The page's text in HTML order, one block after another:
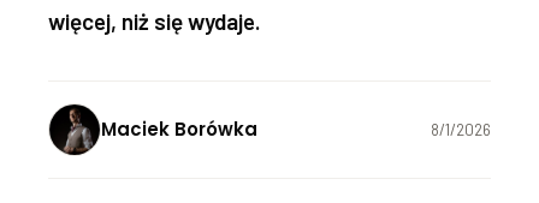
więcej, niż się wydaje.
Maciek Borówka 8/1/2026